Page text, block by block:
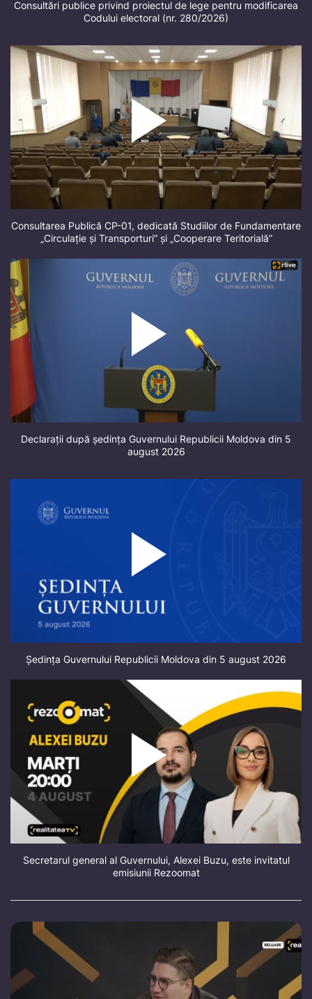
Consultări publice privind proiectul de lege pentru modificarea
Codului electoral (nr. 280/2026)
Consultarea Publică CP-01, dedicată Studiilor de Fundamentare
„Circulație și Transporturi” și „Cooperare Teritorială”
Declarații după ședința Guvernului Republicii Moldova din 5
august 2026
Ședința Guvernului Republicii Moldova din 5 august 2026
Secretarul general al Guvernului, Alexei Buzu, este invitatul
emisiunii Rezoomat